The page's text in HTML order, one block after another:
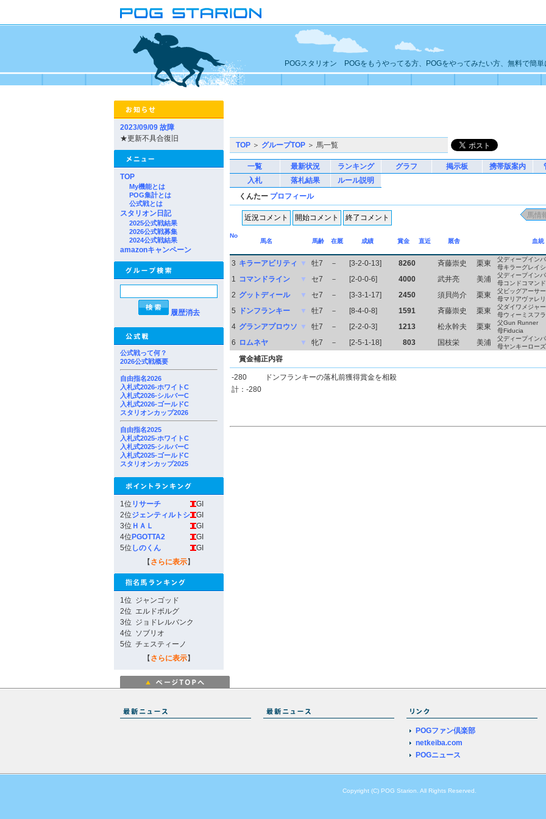
POGスタリオン POGをもうやってる方、POGをやってみたい方、無料で簡単
2023/09/09 故障
★更新不具合復旧
TOP
My機能とは
POG集計とは
公式戦とは
スタリオン日記
2025公式戦結果
2026公式戦募集
2024公式戦結果
amazonキャンペーン
履歴消去
公式戦って何？
2026公式戦概要
自由指名2026
入札式2026-ホワイトC
入札式2026-シルバーC
入札式2026-ゴールドC
スタリオンカップ2026
自由指名2025
入札式2025-ホワイトC
入札式2025-シルバーC
入札式2025-ゴールドC
スタリオンカップ2025
1位 リサーチ
GI
2位ジェンティルトシ
GI
3位 ＨＡＬ
GI
4位 PGOTTA2
GI
5位 しのくん
GI
【 さらに表示】
1位 ジャンゴッド
2位 エルドボルグ
3位 ジョドレルバンク
4位 ソブリオ
5位 チェスティーノ
【 さらに表示】
TOP ＞ グループTOP ＞ 馬一覧
一覧 最新状況 ランキング グラフ 掲示板 携帯版案内
入札
落札結果
ルール説明
くんたー プロフィール
No
馬名
馬齢 在厩 成績 賞金 直近 厩舎 血統
3 キラーアビリティ ▼ 牡7 － [3-2-0-13] 8260 斉藤崇史 栗東
父ディープイン
母キラーグレイシ
1 コマンドライン ▼ セ7 － [2-0-0-6] 4000 武井亮 美浦
父ディープイン
母コンドコマンド
2 グットディール ▼ セ7 － [3-3-1-17] 2450 須貝尚介 栗東
父ビッグアーサー
母マリアヴァレ
5 ドンフランキー ▼ 牡7 － [8-4-0-8] 1591 斉藤崇史 栗東
父ダイワメジャー
母ウィーミスフ
4 グランアプロウソ ▼ 牡7 － [2-2-0-3] 1213 松永幹夫 栗東
父Gun Runner
母Fiducia
6 ロムネヤ ▼ 牝7 － [2-5-1-18] 803 国枝栄 美浦
父ディープイン
母ヤンキーローズ
賞金補正内容
-280
ドンフランキーの落札前獲得賞金を相殺
計：-280
POGファン倶楽部
netkeiba.com
POGニュース
Copyright (C) POG Starion. All Rights Reserved.